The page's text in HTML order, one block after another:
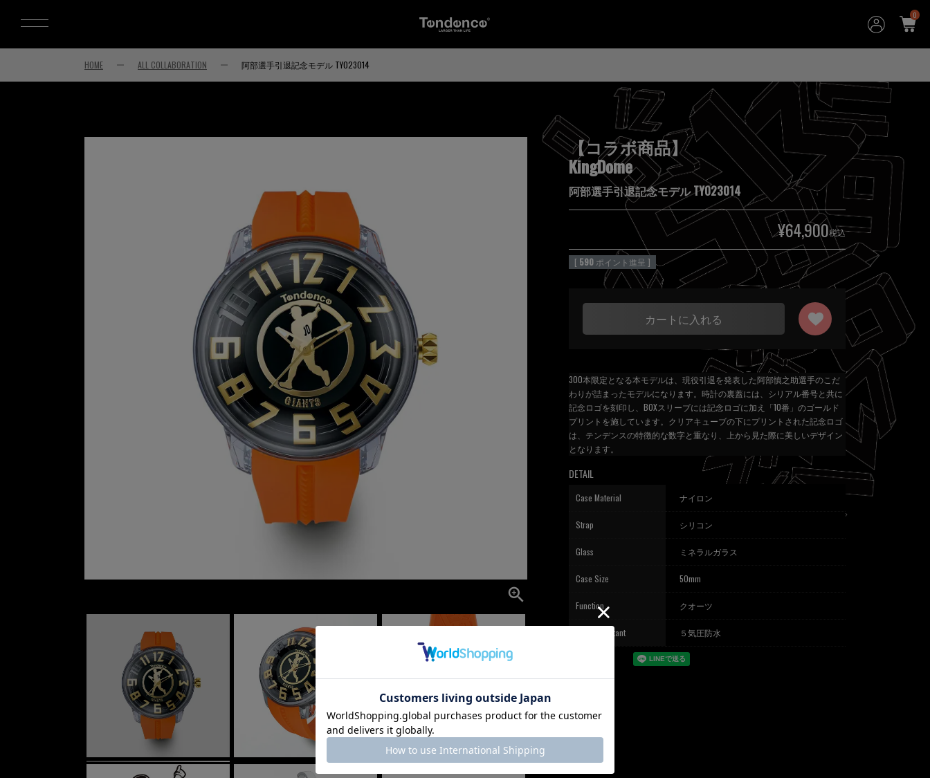
0
HOME ALL COLLABORATION 阿部選手引退記念モデル TY023014
【コラボ商品】
KingDome
阿部選手引退記念モデル TY023014
¥64,900税込
[ 590 ポイント進呈 ]
カートに入れる
300本限定となる本モデルは、現役引退を発表した阿部慎之助選手のこだ
わりが詰まったモデルになります。時計の裏蓋には、シリアル番号と共に
記念ロゴを刻印し、BOXスリーブには記念ロゴに加え「10番」のゴールド
プリントを施しています。クリアキューブの下にプリントされた記念ロゴ
は、テンデンスの特徴的な数字と重なり、上から見た際に美しいデザイン
となります。
DETAIL
Case Material ナイロン
Strap シリコン
Glass ミネラルガラス
Case Size 50mm
Function クオーツ
Water resistant ５気圧防水